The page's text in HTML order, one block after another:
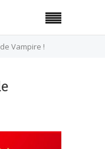
Vampire !